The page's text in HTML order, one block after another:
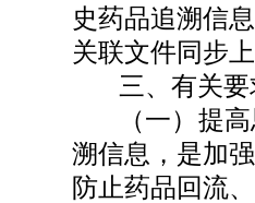
史药品追溯信
关联文件同步
三、有关
（一）提
溯信息，是加
防止药品回流